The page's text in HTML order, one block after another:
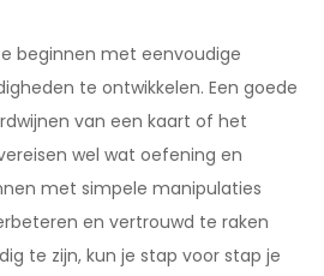
beginnen met eenvoudige
te ontwikkelen. Een goede
van een kaart of het
wel wat oefening en
met simpele manipulaties
en vertrouwd te raken
te zijn, kun je stap voor stap je